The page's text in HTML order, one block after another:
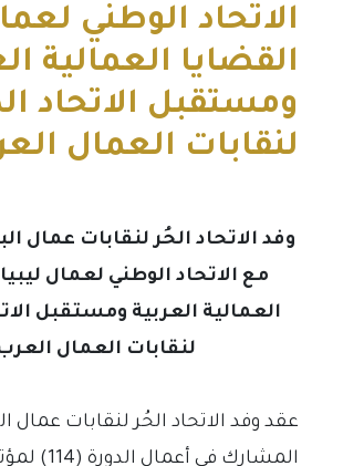
الاتحاد الوطني
القضايا العمالية
ومستقبل الاتحاد
لنقابات العمال
وفد الاتحاد الحُر لنقابات عمال
مع الاتحاد الوطني لعمال
العمالية العربية ومستقبل
لنقابات العمال
عقد وفد الاتحاد الحُر لنقابات عمال
المشارك في